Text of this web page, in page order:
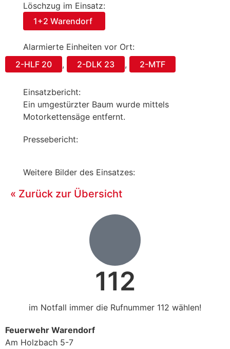
Löschzug im Einsatz:
1+2 Warendorf
Alarmierte Einheiten vor Ort:
2-HLF 20
, 2-DLK 23 , 2-MTF
Einsatzbericht:
Ein umgestürzter Baum wurde mittels
Motorkettensäge entfernt.
Pressebericht:
Weitere Bilder des Einsatzes:
« Zurück zur Übersicht
112
im Notfall immer die Rufnummer 112 wählen!
Feuerwehr Warendorf
Am Holzbach 5-7